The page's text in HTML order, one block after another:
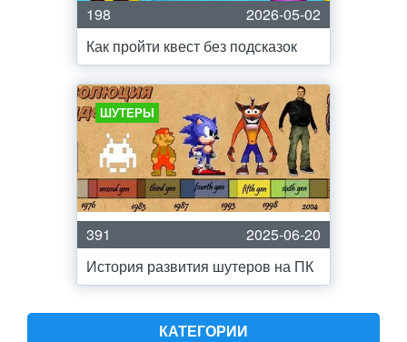
198
2026-05-02
Как пройти квест без подсказок
ШУТЕРЫ
391
2025-06-20
История развития шутеров на ПК
КАТЕГОРИИ